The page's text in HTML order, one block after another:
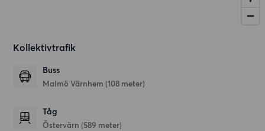
Kollektivtrafik
Buss
Malmö Värnhem (108 meter)
Tåg
Östervärn (589 meter)